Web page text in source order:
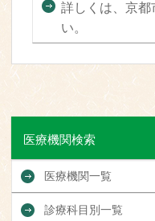
詳しくは、京都
い。
医療機関検索
医療機関一覧
診療科目別一覧